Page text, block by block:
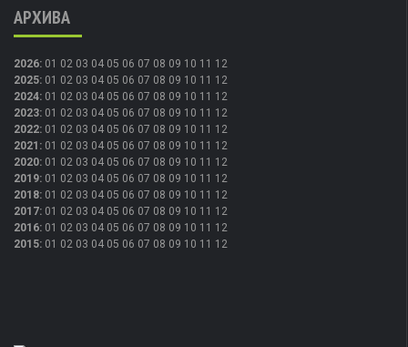
АРХИВА
2026: 01 02 03 04 05 06 07 08 09 10 11 12
2025: 01 02 03 04 05 06 07 08 09 10 11 12
2024: 01 02 03 04 05 06 07 08 09 10 11 12
2023: 01 02 03 04 05 06 07 08 09 10 11 12
2022: 01 02 03 04 05 06 07 08 09 10 11 12
2021 : 01 02 03 04 05 06 07 08 09 10 11 12
2020: 01 02 03 04 05 06 07 08 09 10 11 12
2019: 01 02 03 04 05 06 07 08 09 10 11 12
2018: 01 02 03 04 05 06 07 08 09 10 11 12
2017: 01 02 03 04 05 06 07 08 09 10 11 12
2016: 01 02 03 04 05 06 07 08 09 10 11 12
2015: 01 02 03 04 05 06 07 08 09 10 11 12